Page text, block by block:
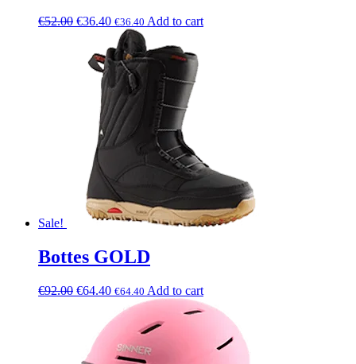
€52.00 €36.40 €36.40 Add to cart
Sale!
Bottes GOLD
€92.00 €64.40 €64.40 Add to cart